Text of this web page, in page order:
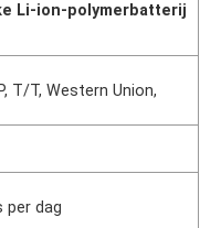
Li-ion-polymerbatterij
T/T, Western Union,
per dag